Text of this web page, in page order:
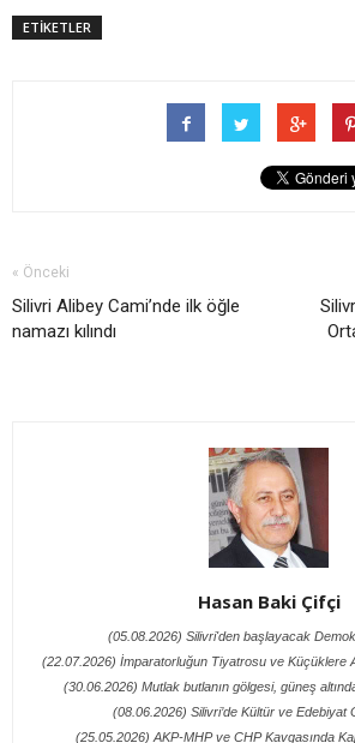
ETİKETLER
« Önceki
Silivri Alibey Cami’nde ilk öğle
namazı kılındı
Hasan Baki Çifçi
(05.08.2026) Silivri'den başlayacak
(22.07.2026) İmparatorluğun Tiyatrosu ve Küçüklere
(30.06.2026) Mutlak butlanın gölgesi, güneş
(08.06.2026) Silivri’de Kültür ve Edebiyat
(25.05.2026) AKP-MHP ve CHP Kavgasında